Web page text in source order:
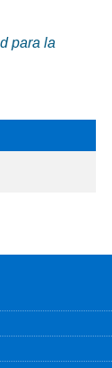
para la